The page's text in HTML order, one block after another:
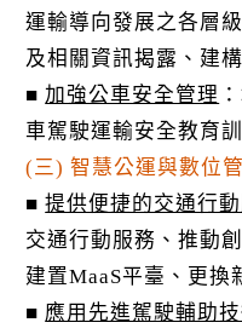
運輸導向發展之各層
及相關資訊揭露、建
■加強公車安全管理
車駕駛運輸安全教育
(三) 智慧公運與數位
■提供便捷的交通行
交通行動服務、推動
建置MaaS平臺、更換
■ 應用先進駕駛輔助